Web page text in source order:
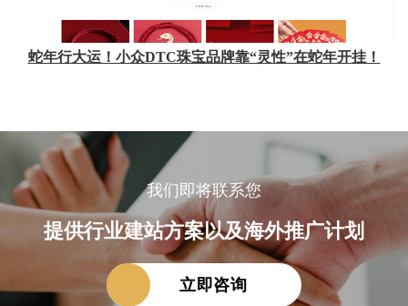
蛇年行大运！小众DTC珠宝品牌靠“灵性”在蛇年开挂！
我们即将联系您
提供行业建站方案以及海外推广计划
立即咨询